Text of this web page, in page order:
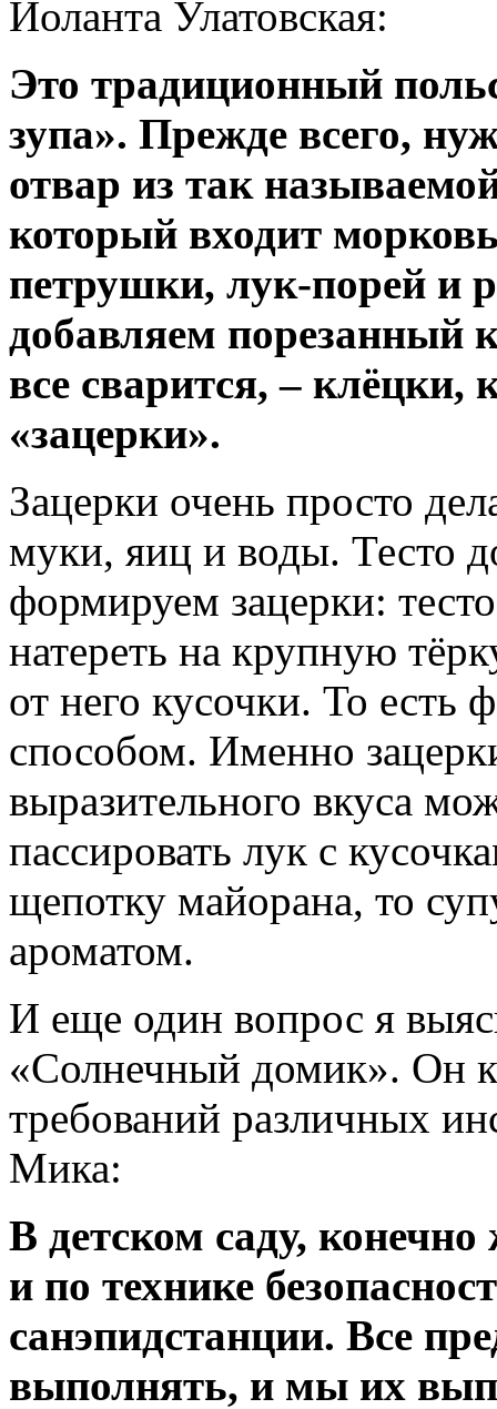
Йоланта Улатовская:
Это традиционный
зупа». Прежде всего,
отвар из так
который входит
петрушки, лук-порей и
добавляем порезанный
все сварится, – клёцки,
«зацерки».
Зацерки очень просто
муки, яиц и воды. Тесто
формируем зацерки:
натереть на крупную
от него кусочки. То
способом. Именно
выразительного вкуса
пассировать лук с
щепотку майорана, то
ароматом.
И еще один вопрос я
«Солнечный домик». Он
требований различных
Мика:
В детском саду,
и по технике
санэпидстанции. Все
выполнять, и мы их